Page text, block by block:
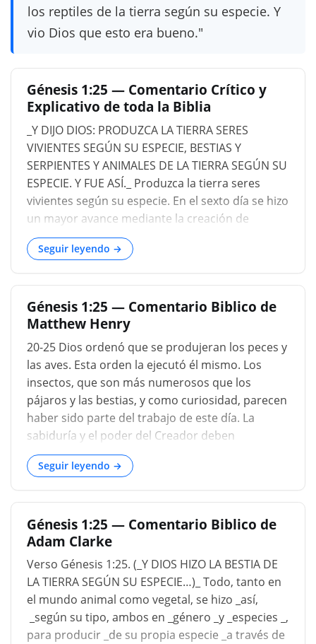
los reptiles de la tierra según su especie. Y
vio Dios que esto era bueno."
Génesis 1:25 — Comentario Crítico y
Explicativo de toda la Biblia
_Y DIJO DIOS: PRODUZCA LA TIERRA SERES
VIVIENTES SEGÚN SU ESPECIE, BESTIAS Y
SERPIENTES Y ANIMALES DE LA TIERRA SEGÚN SU
ESPECIE. Y FUE ASÍ._ Produzca la tierra seres
vivientes según su especie. En el sexto día se hizo
un mayor avance mediante la creación de
animales terrestres, todas las diversas especies
que, según el estilo hebreo, están comprendidas
en tres clases: a saber, ganado, la clase
herbívora capaz de trabajo o domesticación; lo
que se arrastra, las serpientes y diferentes
géneros de reptiles, y mamíferos menores; las
bestias de la tierra y las bestias salvajes. Todos
ellos son terrígenos, surgidos de la tierra; ellos
pasan sus vidas sobre su superficie, y se
mantienen gracias a sus productos. No se da
información sobre el modo en que el Creador los
creó; y aunque la frase "dar a luz" ahora se aplica
acuerdo con las leyes naturale...
Seguir leyendo →
Génesis 1:25 — Comentario Biblico de
Matthew Henry
20-25 Dios ordenó que se produjeran los peces y
las aves. Esta orden la ejecutó él mismo. Los
insectos, que son más numerosos que los
pájaros y las bestias, y como curiosidad, parecen
haber sido parte del trabajo de este día. La
sabiduría y el poder del Creador deben
admirarse tanto en una hormiga como en un
elefante. El poder de la providencia de Dios
preserva todas las cosas, y la fecundidad es el
efecto de su bendición....
Seguir leyendo →
Génesis 1:25 — Comentario Biblico de
Adam Clarke
Verso Génesis 1:25. (_Y DIOS HIZO LA BESTIA DE
LA TIERRA SEGÚN SU ESPECIE…)_ Todo, tanto en
el mundo animal como vegetal, se hizo _así,
_según su tipo, ambos en _género _y _especies _,
para producir _de su propia especie _a través de